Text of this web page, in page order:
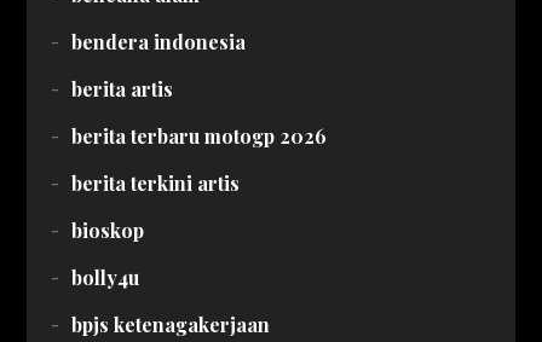
bendera indonesia
berita artis
berita terbaru motogp 2026
berita terkini artis
bioskop
bolly4u
bpjs ketenagakerjaan